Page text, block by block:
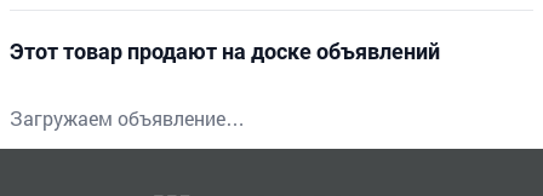
Этот товар продают на доске объявлений
Загружаем объявление…